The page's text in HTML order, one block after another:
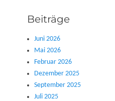
Beiträge
Juni 2026
Mai 2026
Februar 2026
Dezember 2025
September 2025
Juli 2025